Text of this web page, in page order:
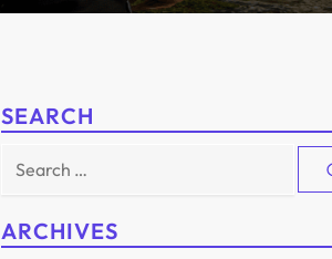
SEARCH
Search
ARCHIVES